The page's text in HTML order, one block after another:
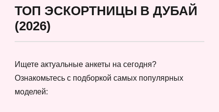
ТОП ЭСКОРТНИЦЫ В ДУБАЙ
(2026)
Ищете актуальные анкеты на сегодня?
Ознакомьтесь с подборкой самых популярных
моделей: